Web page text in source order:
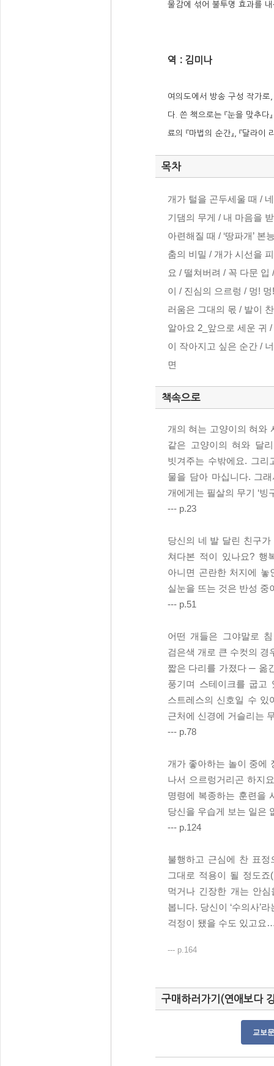
물감에 섞어 불투명 효과를
역 : 김미나
여의도에서 방송 구성 작가
다. 쓴 책으로는 『눈을 맞추다
료의 『마법의 순간』, 『달라이
목차
개가 털을 곤두세울 때 /
기댐의 무게 / 내 마음을
아련해질 때 / ‘땅파개’
춤의 비밀 / 개가 시선을
요 / 떨쳐버려 / 꼭 다문
이 / 진심의 으르렁 / 멍!
러움은 그대의 몫 / 발이
알아요 2_앞으로 세운 귀
이 작아지고 싶은 순간 /
면
책속으로
개의 혀는 고양이의 혀와
같은 고양이의 혀와 달
빗겨주는 수밖에요. 그
물을 담아 마십니다. 그
개에게는 필살의 무기 ‘빙
--- p.23
당신의 네 발 달린 친구
쳐다본 적이 있나요? 행
아니면 곤란한 처지에
실눈을 뜨는 것은 반성 중
--- p.51
어떤 개들은 그야말로
검은색 개로 큰 수컷의 경
짧은 다리를 가졌다 ─ 옮
풍기며 스테이크를 굽고
스트레스의 신호일 수 있
근처에 신경에 거슬리는
--- p.78
개가 좋아하는 놀이 중에
나서 으르렁거리곤 하지
명령에 복종하는 훈련을
당신을 우습게 보는 일은
--- p.124
불행하고 근심에 찬 표
그대로 적용이 될 정도
먹거나 긴장한 개는 안
봅니다. 당신이 ‘수의사’
걱정이 됐을 수도 있고
--- p.164
구매하러가기(연애보다